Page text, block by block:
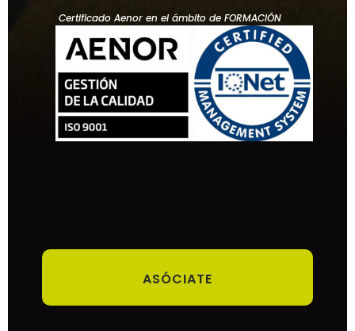
Certificado Aenor en el ámbito de FORMACIÓN
ASÓCIATE